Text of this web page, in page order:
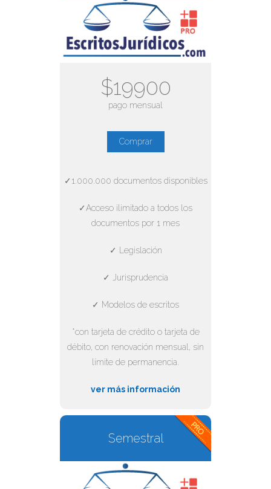
$19900
pago mensual
Comprar
✓1.000.000 documentos disponibles
✓Acceso ilimitado a todos los
documentos por 1 mes
✓ Legislación
✓ Jurisprudencia
✓ Modelos de escritos
*con tarjeta de crédito o tarjeta de
débito, con renovación mensual, sin
límite de permanencia.
ver más información
Semestral